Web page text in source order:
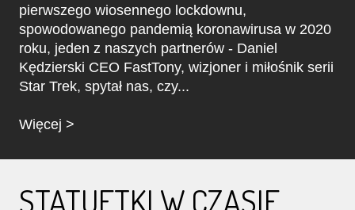
pierwszego wiosennego lockdownu,
spowodowanego pandemią koronawirusa w 2020
roku, jeden z naszych partnerów - Daniel
Kędzierski CEO FastTony, wizjoner i miłośnik serii
Star Trek, spytał nas, czy...
Więcej >
STATUETKI W CZASIE